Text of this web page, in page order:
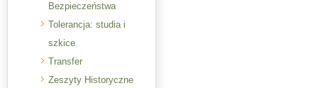
Bezpieczeństwa
Tolerancja: studia i
szkice
Transfer
Zeszyty Historyczne